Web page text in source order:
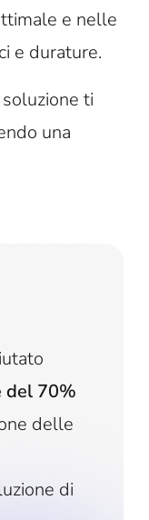
e nelle
e durature.
ti
una
del 70%
delle
di